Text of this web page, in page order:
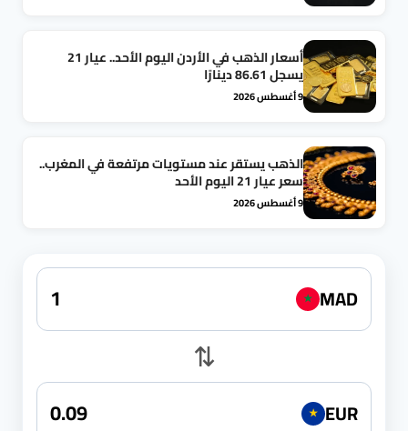
أسعار الذهب في الأردن اليوم الأحد.. عيار 21
يسجل 86.61 دينارًا
9 أغسطس 2026
الذهب يستقر عند مستويات مرتفعة في المغرب..
سعر عيار 21 اليوم الأحد
9 أغسطس 2026
★ MAD
⇅
★ EUR